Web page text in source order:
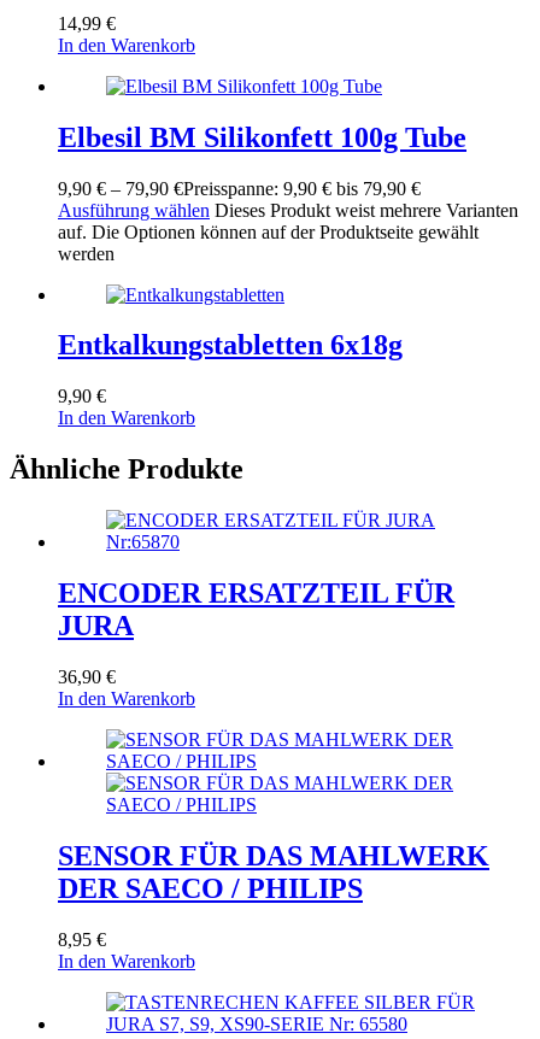
14,99 €
In den Warenkorb
Elbesil BM Silikonfett 100g Tube
9,90 € – 79,90 €Preisspanne: 9,90 € bis 79,90 €
Ausführung wählen Dieses Produkt weist mehrere Varianten
auf. Die Optionen können auf der Produktseite gewählt
werden
Entkalkungstabletten 6x18g
9,90 €
In den Warenkorb
Ähnliche Produkte
ENCODER ERSATZTEIL FÜR
JURA
36,90 €
In den Warenkorb
SENSOR FÜR DAS MAHLWERK
DER SAECO / PHILIPS
8,95 €
In den Warenkorb